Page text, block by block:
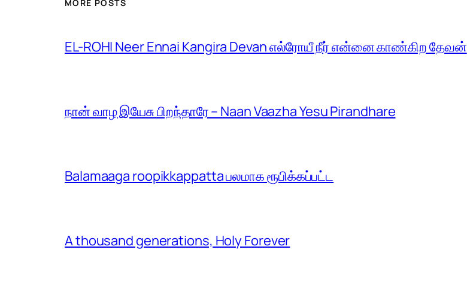
MORE POSTS
EL-ROHI Neer Ennai Kangira Devan எல்ரோயீ நீர் என்னை காண்கிற தேவன்
நான் வாழ இயேசு பிறந்தாரே – Naan Vaazha Yesu Pirandhare
Balamaaga roopikkappatta பலமாக ரூபிக்கப்பட்ட
A thousand generations, Holy Forever